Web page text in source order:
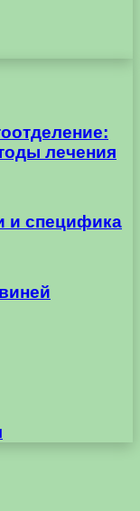
лечения
и специфика